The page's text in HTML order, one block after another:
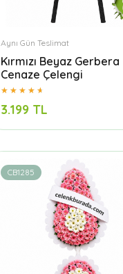
Aynı Gün Teslimat
Kırmızı Beyaz Gerbera
Cenaze Çelengi
3.199 TL
CB1285